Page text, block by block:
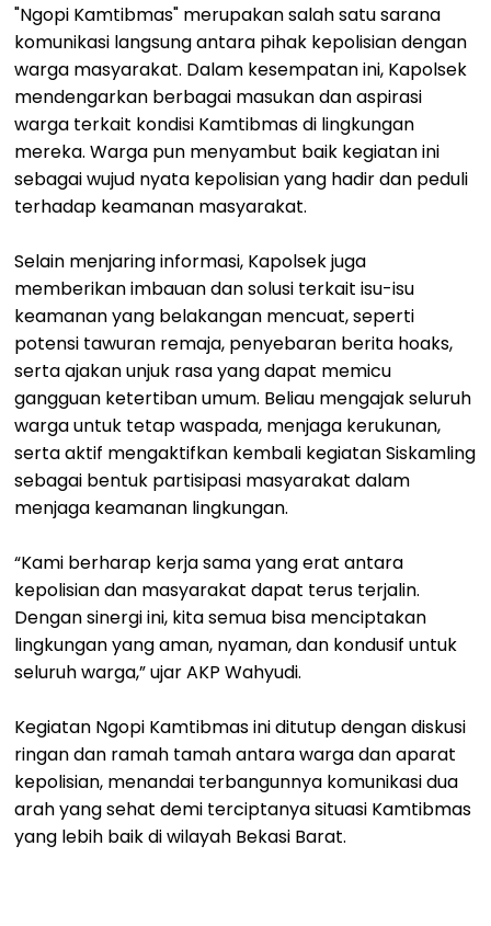
"Ngopi Kamtibmas" merupakan salah satu sarana
komunikasi langsung antara pihak kepolisian dengan
warga masyarakat. Dalam kesempatan ini, Kapolsek
mendengarkan berbagai masukan dan aspirasi
warga terkait kondisi Kamtibmas di lingkungan
mereka. Warga pun menyambut baik kegiatan ini
sebagai wujud nyata kepolisian yang hadir dan peduli
terhadap keamanan masyarakat.
Selain menjaring informasi, Kapolsek juga
memberikan imbauan dan solusi terkait isu-isu
keamanan yang belakangan mencuat, seperti
potensi tawuran remaja, penyebaran berita hoaks,
serta ajakan unjuk rasa yang dapat memicu
gangguan ketertiban umum. Beliau mengajak seluruh
warga untuk tetap waspada, menjaga kerukunan,
serta aktif mengaktifkan kembali kegiatan Siskamling
sebagai bentuk partisipasi masyarakat dalam
menjaga keamanan lingkungan.
“Kami berharap kerja sama yang erat antara
kepolisian dan masyarakat dapat terus terjalin.
Dengan sinergi ini, kita semua bisa menciptakan
lingkungan yang aman, nyaman, dan kondusif untuk
seluruh warga,” ujar AKP Wahyudi.
Kegiatan Ngopi Kamtibmas ini ditutup dengan diskusi
ringan dan ramah tamah antara warga dan aparat
kepolisian, menandai terbangunnya komunikasi dua
arah yang sehat demi terciptanya situasi Kamtibmas
yang lebih baik di wilayah Bekasi Barat.